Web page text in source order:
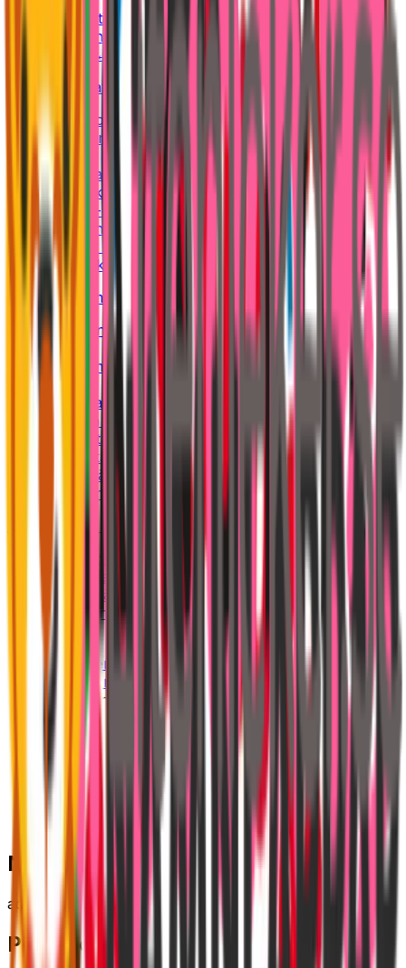
Lönestatistik
Nettolönekalkylator
verktyg
Timlön ↔ månadslön verktyg
Företag & skatt
Bolagsformer
BAS-kontoplan
Momskalkylator verktyg
Timpriskalkylator verktyg
Konsult-netto
verktyg
Bokföringsprogram
AB eller enskild firma
3:12-kalkyl
verktyg
Privatekonomi
Kommunalskatt
Valutor
Valutaomvandlare
verktyg
Elpris
Elkostnadskalkylator
Styrränta
Bolånekalkylator
verktyg
Bolåneräntor
Privatlån
Tjäna pengar online
Affiliateprogram
Kategorier
Affiliatenätverk
Provisionskalkyl
verktyg
Hem
Tjäna pengar online
Affiliateprogram
Kid's Concept
Family
Nätverk
adtraction
Provision